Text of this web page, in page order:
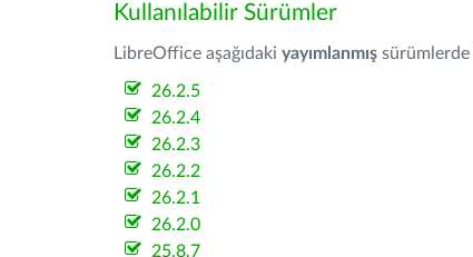
Kullanılabilir Sürümler
LibreOffice aşağıdaki yayımlanmış sürümlerde
26.2.5
26.2.4
26.2.3
26.2.2
26.2.1
26.2.0
25.8.7